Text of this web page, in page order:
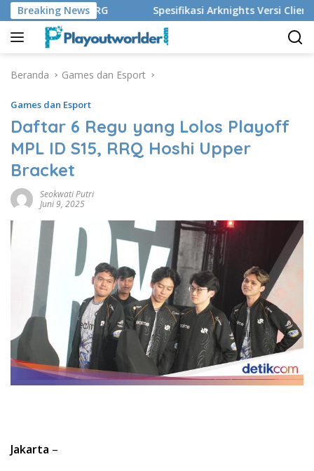
Langsung
ke
konten
Breaking News
Onic Vs SRG Spesifikasi Arknights Versi Client PC,
Beranda Games dan Esport
Games dan Esport
Daftar 6 Regu yang Lolos Playoff
MPL ID S15, RRQ Hoshi Upper
Bracket
Seokwati Putri
Juni 9, 2025
Jakarta –